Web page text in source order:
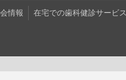
情報 在宅での歯科健診サービス